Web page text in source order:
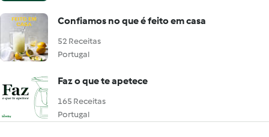
Confiamos no que é feito em casa
52 Receitas
Portugal
Faz o que te apetece
165 Receitas
Portugal